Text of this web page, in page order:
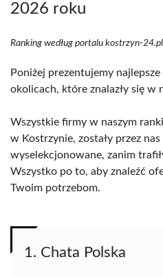
2026 roku
Ranking według portalu kostrzyn-24.pl
Poniżej prezentujemy
okolicach, które znalazły się w
Wszystkie firmy w naszym
w Kostrzynie, zostały przez
wyselekcjonowane, zanim
Wszystko po to, aby znaleźć
Twoim potrzebom.
1. Chata Polska